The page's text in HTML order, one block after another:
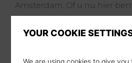
Amsterdam. Of u nu hier
stadsbrede festiviteiten, of te
YOUR COOKIE
We are using cookies to give